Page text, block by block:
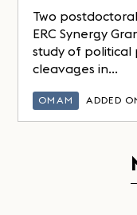
Two
ERC Synergy
study of political
cleavages in...
OMAM ADDED